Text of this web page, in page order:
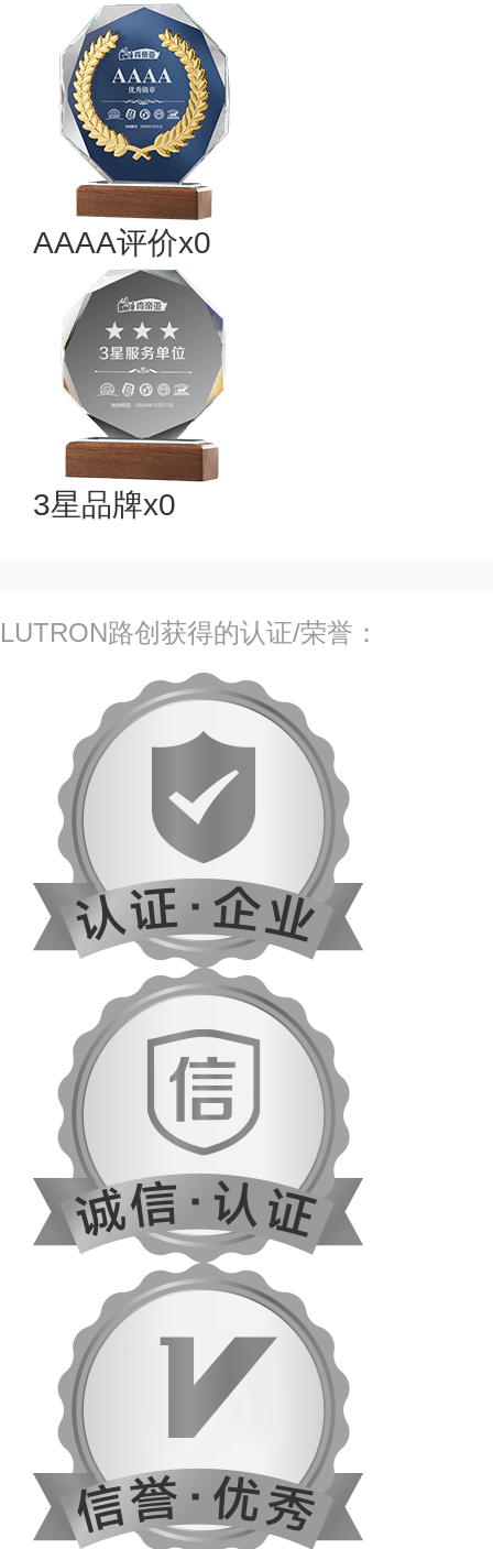
AAAA评价x0
3星品牌x0
LUTRON路创获得的认证/荣誉：